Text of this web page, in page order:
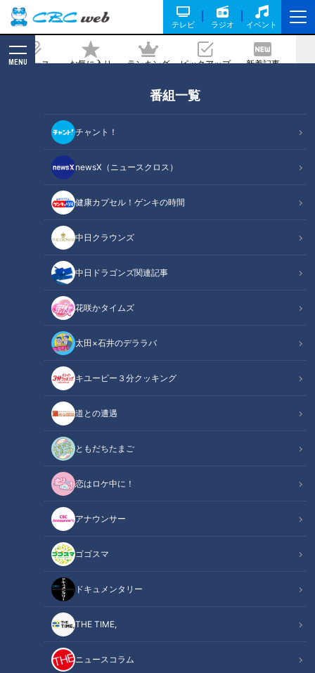
テレビ ラジオ イベント
ニュース お気に入り ランキング ピックアップ 新着記事
MENU
番組一覧
チャント！
newsX（ニュースクロス）
健康カプセル！ゲンキの時間
中日クラウンズ
中日ドラゴンズ関連記事
花咲かタイムズ
太田×石井のデララバ
キユーピー３分クッキング
道との遭遇
ともだちたまご
恋はロケ中に！
アナウンサー
ゴゴスマ
ドキュメンタリー
THE TIME,
ニュースコラム
「い」の地名で三重県を狙う！高山市の
古い町並で岐阜県ゴールをお祝い！
記事に戻る
CBCテレビ『地名しりとり』
この記事の画像（全6枚）
記事に戻る